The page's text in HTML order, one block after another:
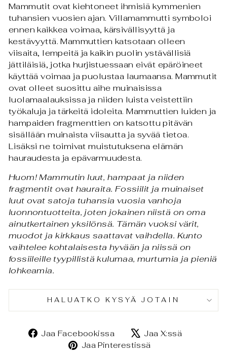
Mammutit ovat kiehtoneet ihmisiä kymmenien
tuhansien vuosien ajan. Villamammutti symboloi
ennen kaikkea voimaa, kärsivällisyyttä ja
kestävyyttä. Mammuttien katsotaan olleen
viisaita, lempeitä ja kaikin puolin ystävällisiä
jättiläisiä, jotka hurjistuessaan eivät epäröineet
käyttää voimaa ja puolustaa laumaansa.Mammutit
ovat olleet suosittu aihe muinaisissa
luolamaalauksissa ja niiden luista veistettiin
työkaluja ja tärkeitä idoleita. Mammuttien luiden ja
hampaiden fragmenttien on katsottu pitävän
sisällään muinaista viisautta ja syvää tietoa.
Lisäksi ne toimivat muistutuksena elämän
hauraudesta ja epävarmuudesta.
Huom!Mammutin luut, hampaat ja niiden
fragmentit ovat hauraita. Fossiilit ja muinaiset
luut ovat satoja tuhansia vuosia vanhoja
luonnontuotteita, joten jokainen niistä on oma
ainutkertainen yksilönsä. Tämän vuoksi värit,
muodot ja kirkkaus saattavat vaihdella. Kunto
vaihtelee kohtalaisesta hyvään ja niissä on
fossiileille tyypillistä kulumaa, murtumia ja pieniä
lohkeamia.
HALUATKO KYSYÄ JOTAIN
Jaa Facebookissa
Jaa
Facebookissa
Jaa X:ssä
Jaa Pinterestissä